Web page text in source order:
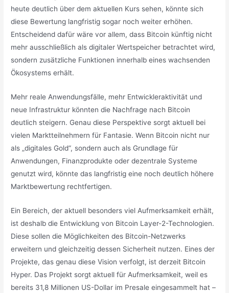
heute deutlich über dem aktuellen Kurs sehen, könnte sich
diese Bewertung langfristig sogar noch weiter erhöhen.
Entscheidend dafür wäre vor allem, dass Bitcoin künftig nicht
mehr ausschließlich als digitaler Wertspeicher betrachtet wird,
sondern zusätzliche Funktionen innerhalb eines wachsenden
Ökosystems erhält.
Mehr reale Anwendungsfälle, mehr Entwickleraktivität und
neue Infrastruktur könnten die Nachfrage nach Bitcoin
deutlich steigern. Genau diese Perspektive sorgt aktuell bei
vielen Marktteilnehmern für Fantasie. Wenn Bitcoin nicht nur
als „digitales Gold“, sondern auch als Grundlage für
Anwendungen, Finanzprodukte oder dezentrale Systeme
genutzt wird, könnte das langfristig eine noch deutlich höhere
Marktbewertung rechtfertigen.
Ein Bereich, der aktuell besonders viel Aufmerksamkeit erhält,
ist deshalb die Entwicklung von Bitcoin Layer-2-Technologien.
Diese sollen die Möglichkeiten des Bitcoin-Netzwerks
erweitern und gleichzeitig dessen Sicherheit nutzen. Eines der
Projekte, das genau diese Vision verfolgt, ist derzeit Bitcoin
Hyper. Das Projekt sorgt aktuell für Aufmerksamkeit, weil es
bereits 31,8 Millionen US-Dollar im Presale eingesammelt hat –